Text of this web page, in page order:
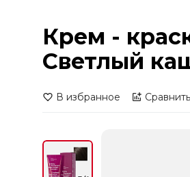
Крем -
Светлый
В избранное Сравнить